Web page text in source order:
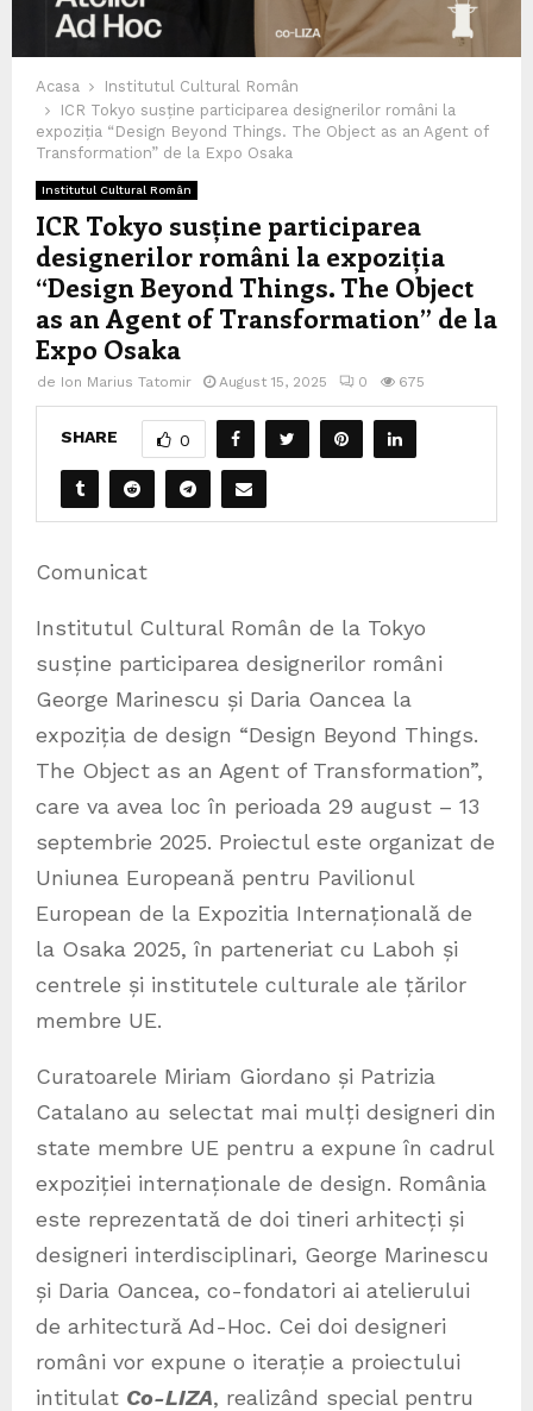
Acasa
Institutul Cultural Român
ICR Tokyo susține participarea designerilor români la
expoziția “Design Beyond Things. The Object as an Agent of
Transformation” de la Expo Osaka
Institutul Cultural Român
ICR Tokyo susține participarea
designerilor români la expoziția
“Design Beyond Things. The Object
as an Agent of Transformation” de la
Expo Osaka
de Ion Marius Tatomir August 15, 2025 0 675
SHARE 0
Comunicat
Institutul Cultural Român de la Tokyo
susține participarea designerilor români
George Marinescu și Daria Oancea la
expoziția de design “Design Beyond Things.
The Object as an Agent of Transformation”,
care va avea loc în perioada 29 august – 13
septembrie 2025. Proiectul este organizat de
Uniunea Europeană pentru Pavilionul
European de la Expozitia Internațională de
la Osaka 2025, în parteneriat cu Laboh și
centrele și institutele culturale ale țărilor
membre UE.
Curatoarele Miriam Giordano și Patrizia
Catalano au selectat mai mulți designeri din
state membre UE pentru a expune în cadrul
expoziției internaționale de design. România
este reprezentată de doi tineri arhitecți și
designeri interdisciplinari, George Marinescu
și Daria Oancea, co-fondatori ai atelierului
de arhitectură Ad-Hoc. Cei doi designeri
români vor expune o iterație a proiectului
intitulat Co-LIZA, realizând special pentru